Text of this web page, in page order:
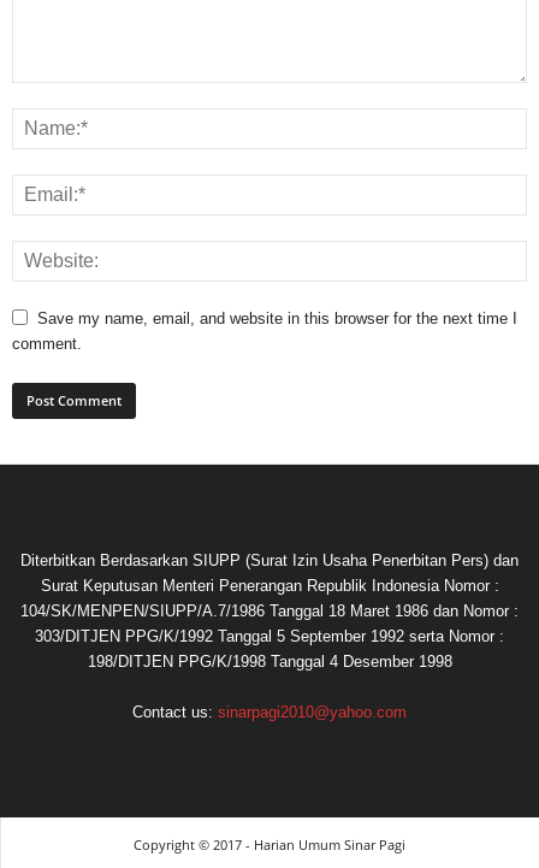
Save my name, email, and website in this browser for the next time I
comment.
Diterbitkan Berdasarkan SIUPP (Surat Izin Usaha Penerbitan Pers) dan
Surat Keputusan Menteri Penerangan Republik Indonesia Nomor :
104/SK/MENPEN/SIUPP/A.7/1986 Tanggal 18 Maret 1986 dan Nomor :
303/DITJEN PPG/K/1992 Tanggal 5 September 1992 serta Nomor :
198/DITJEN PPG/K/1998 Tanggal 4 Desember 1998
Contact us: sinarpagi2010@yahoo.com
Copyright © 2017 - Harian Umum Sinar Pagi